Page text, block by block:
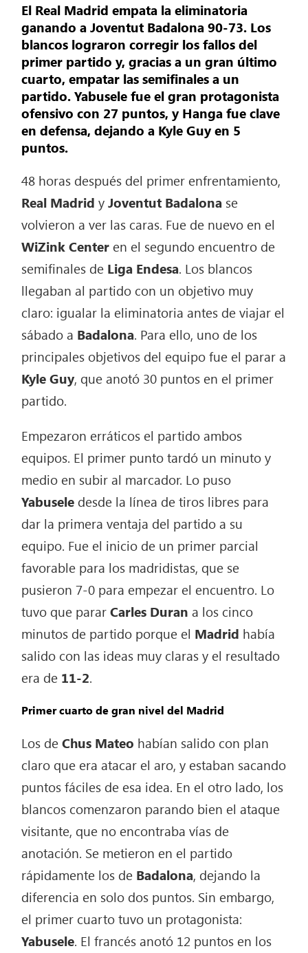
El Real Madrid empata la eliminatoria
ganando a Joventut Badalona 90-73. Los
blancos lograron corregir los fallos del
primer partido y, gracias a un gran último
cuarto, empatar las semifinales a un
partido. Yabusele fue el gran protagonista
ofensivo con 27 puntos, y Hanga fue clave
en defensa, dejando a Kyle Guy en 5
puntos.
48 horas después del primer enfrentamiento,
Real MadridyJoventut Badalona se
volvieron a ver las caras. Fue de nuevo en el
WiZink Center en el segundo encuentro de
semifinales de Liga Endesa. Los blancos
llegaban al partido con un objetivo muy
claro: igualar la eliminatoria antes de viajar el
sábado a Badalona. Para ello, uno de los
principales objetivos del equipo fue el parar a
Kyle Guy, que anotó 30 puntos en el primer
partido.
Empezaron erráticos el partido ambos
equipos. El primer punto tardó un minuto y
medio en subir al marcador. Lo puso
Yabusele desde la línea de tiros libres para
dar la primera ventaja del partido a su
equipo. Fue el inicio de un primer parcial
favorable para los madridistas, que se
pusieron 7-0 para empezar el encuentro. Lo
tuvo que pararCarles Durana los cinco
minutos de partido porque el Madrid había
salido con las ideas muy claras y el resultado
era de 11-2.
Primer cuarto de gran nivel del Madrid
Los deChus Mateo habían salido con plan
claro que era atacar el aro, y estaban sacando
puntos fáciles de esa idea. En el otro lado, los
blancos comenzaron parando bien el ataque
visitante, que no encontraba vías de
anotación. Se metieron en el partido
rápidamente los de Badalona, dejando la
diferencia en solo dos puntos. Sin embargo,
el primer cuarto tuvo un protagonista:
Yabusele. El francés anotó 12 puntos en los